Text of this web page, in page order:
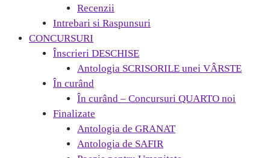
Recenzii
Intrebari si Raspunsuri
CONCURSURI
Înscrieri DESCHISE
Antologia SCRISORILE unei VÂRSTE
În curând
În curând – Concursuri QUARTO noi
Finalizate
Antologia de GRANAT
Antologia de SAFIR